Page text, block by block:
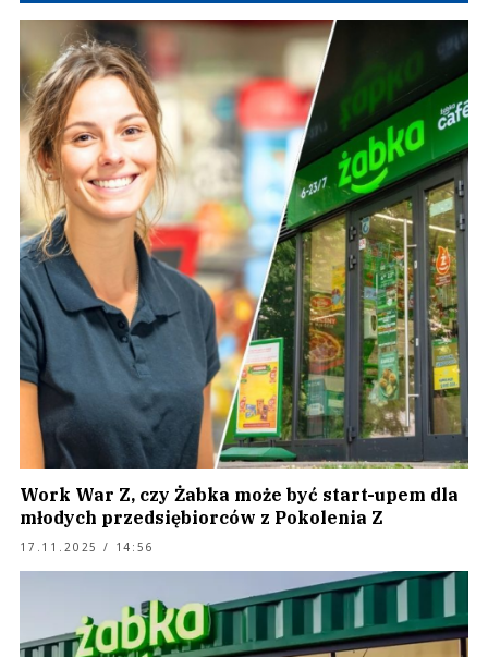
Work War Z, czy Żabka może być start-upem dla
młodych przedsiębiorców z Pokolenia Z
17.11.2025 / 14:56